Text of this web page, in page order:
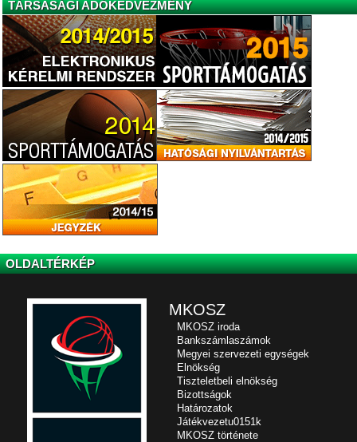
TÁRSASÁGI ADÓKEDVEZMÉNY
OLDALTÉRKÉP
MKOSZ
MKOSZ iroda
Bankszámlaszámok
Megyei szervezeti egységek
Elnökség
Tiszteletbeli elnökség
Bizottságok
Határozatok
Játékvezetu0151k
MKOSZ története